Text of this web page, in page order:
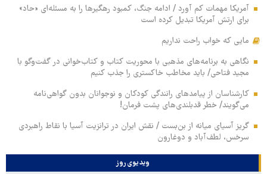
آمریکا مهمات کم آورد / ادامه جنگ، کمبود رهگیرها را به مسئله‌ای «حاد»
برای ارتش آمریکا تبدیل کرده است
مایی که خواب راحت نداریم
نگاهی به برنامه‌های مذهبی با محوریت کتاب و کتاب‌خوانی در گفت‌وگو با
مجید فتاحی/ باید مخاطب خاکستری را جذب کنیم
کارشناسان از پیامدهای رانندگی کودکان و نوجوانان بدون گواهی‌نامه
می‌گویند/ خطر قدبلندی‌های پشت فرمان!
گریز آسیای میانه از بن‌بست / نقش ایران در ترانزیت آسیا با نقاط راهبردی
سرخس، لطف‌آباد و دوغارون
ویدیوی روز